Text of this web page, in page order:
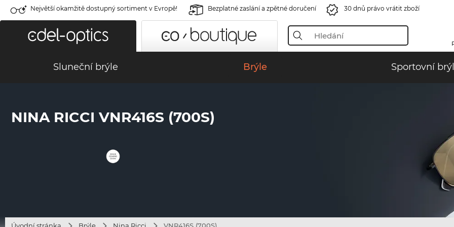
Největší okamžitě dostupný sortiment v Evropě! Bezplatné zaslání a zpětné doručení 30 dnů právo vrátit zboží
Sluneční brýle Brýle Sportovní
NINA RICCI VNR416S (700S)